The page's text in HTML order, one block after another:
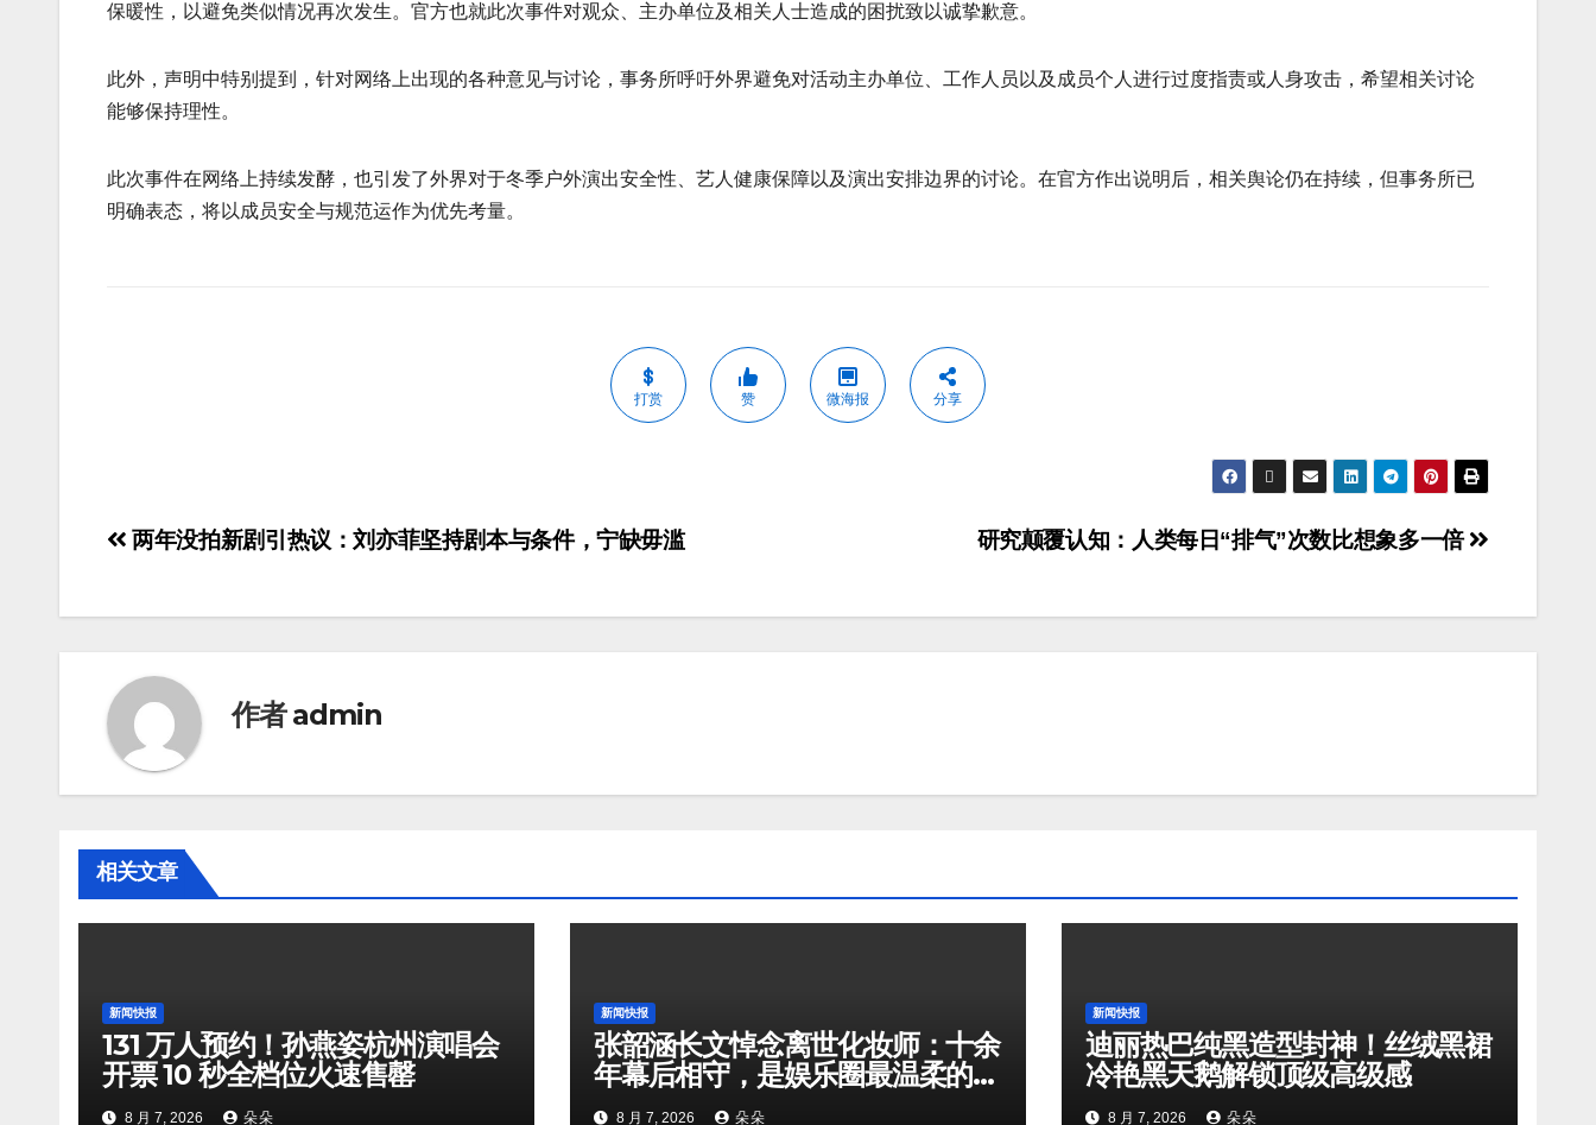
保暖性，以避免类似情况再次发生。官方也就此次事件对观众、主办单位及相关人士造成的困扰致以诚挚歉意。
此外，声明中特别提到，针对网络上出现的各种意见与讨论，事务所呼吁外界避免对活动主办单位、工作人员以及成员个人进行过度指责或人身攻击，希望相关讨论
能够保持理性。
此次事件在网络上持续发酵，也引发了外界对于冬季户外演出安全性、艺人健康保障以及演出安排边界的讨论。在官方作出说明后，相关舆论仍在持续，但事务所已
明确表态，将以成员安全与规范运作为优先考量。
打赏 赞 微海报 分享
研究颠覆认知：人类每日“排气”次数比想象多一倍
两年没拍新剧引热议：刘亦菲坚持剧本与条件，宁缺毋滥
作者admin
相关文章
新闻快报
131 万人预约！孙燕姿杭州演唱会
开票 10 秒全档位火速售罄
8 月 7, 2026 朵朵
新闻快报
张韶涵长文悼念离世化妆师：十余
年幕后相守，是娱乐圈最温柔的双
向奔赴
8 月 7, 2026 朵朵
新闻快报
迪丽热巴纯黑造型封神！丝绒黑裙
冷艳黑天鹅解锁顶级高级感
8 月 7, 2026 朵朵